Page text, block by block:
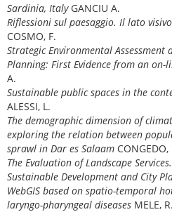
Sardinia, Italy GANCIU A.
Riflessioni sul paesaggio. Il lato
COSMO, F.
Strategic Environmental Assessment
Planning: First Evidence from an on-
A.
Sustainable public spaces in the
ALESSI, L.
The demographic dimension of
exploring the relation between
sprawl in Dar es Salaam
The Evaluation of Landscape
Sustainable Development and City
WebGIS based on spatio-temporal
laryngo-pharyngeal diseases MELE, R.